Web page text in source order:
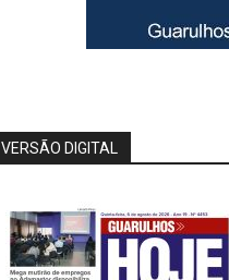
VERSÃO DIGITAL